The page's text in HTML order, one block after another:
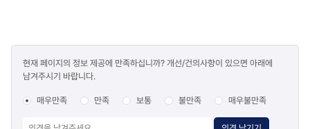
만족도
조사
현재 페이지의 정보 제공에 만족하십니까? 개선/건의사항이 있으면 아래에
남겨주시기 바랍니다.
매우만족 만족 보통 불만족 매우불만족